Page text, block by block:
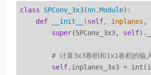
class SPConv_3x3(nn.Module):
def
__init__ (self, inplanes,
super(SPConv_3x3, self
# 计算3x3卷积和1x1卷积的输
self.inplanes_3x3 =